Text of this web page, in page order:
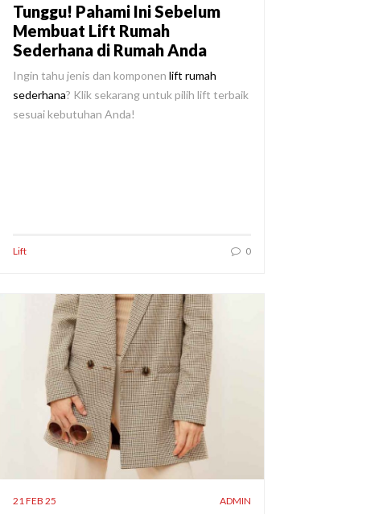
Tunggu! Pahami Ini Sebelum
Membuat Lift Rumah
Sederhana di Rumah Anda
Ingin tahu jenis dan komponen lift rumah
sederhana? Klik sekarang untuk pilih lift terbaik
sesuai kebutuhan Anda!
Lift 0
21 FEB 25 ADMIN